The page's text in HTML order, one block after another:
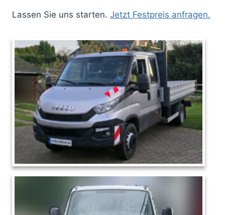
Lassen Sie uns starten. Jetzt Festpreis anfragen.